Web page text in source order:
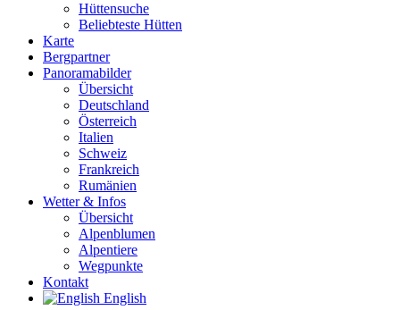
Hüttensuche
Beliebteste Hütten
Karte
Bergpartner
Panoramabilder
Übersicht
Deutschland
Österreich
Italien
Schweiz
Frankreich
Rumänien
Wetter & Infos
Übersicht
Alpenblumen
Alpentiere
Wegpunkte
Kontakt
English